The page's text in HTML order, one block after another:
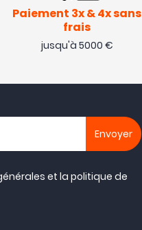
Paiement 3x & 4x sans
frais
jusqu'à 5000 €
et lapolitique de